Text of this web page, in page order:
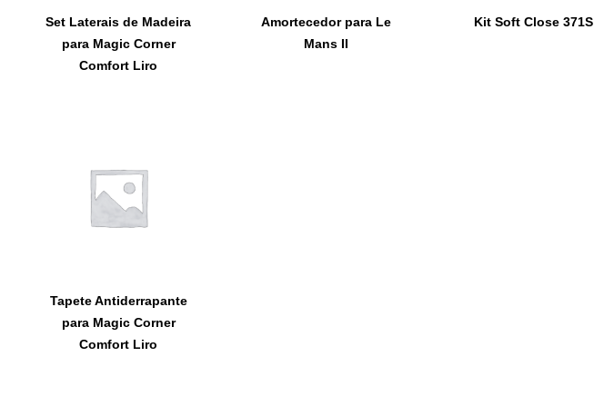
Set Laterais de Madeira
para Magic Corner
Comfort Liro
Amortecedor para Le
Mans II
Kit Soft Close 371S
Tapete Antiderrapante
para Magic Corner
Comfort Liro